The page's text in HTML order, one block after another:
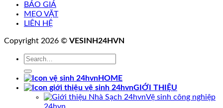
BÁO GIÁ
MẸO VẶT
LIÊN HỆ
Copyright 2026 © VESINH24HVN
HOME
GIỚI THIỆU
Vệ sinh công nghiệp